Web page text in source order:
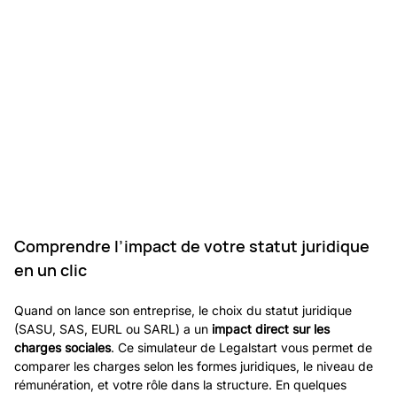
Comprendre l’impact de votre statut juridique
en un clic
Quand on lance son entreprise, le choix du statut juridique
(SASU, SAS, EURL ou SARL) a un impact direct sur les
charges sociales. Ce simulateur de Legalstart vous permet de
comparer les charges selon les formes juridiques, le niveau de
rémunération, et votre rôle dans la structure. En quelques